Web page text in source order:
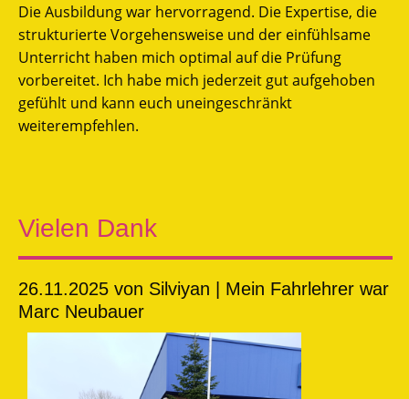
Die Ausbildung war hervorragend. Die Expertise, die
strukturierte Vorgehensweise und der einfühlsame
Unterricht haben mich optimal auf die Prüfung
vorbereitet. Ich habe mich jederzeit gut aufgehoben
gefühlt und kann euch uneingeschränkt
weiterempfehlen.
Vielen Dank
26.11.2025 von Silviyan | Mein Fahrlehrer war
Marc Neubauer